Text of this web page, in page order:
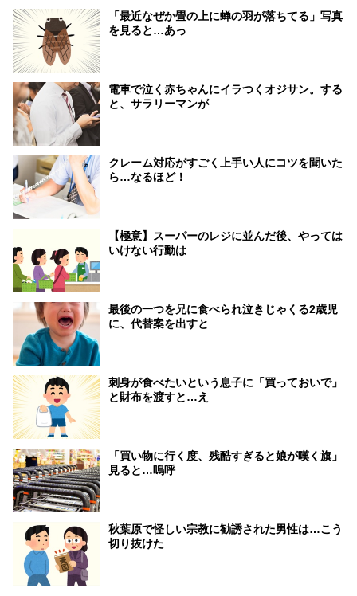
「最近なぜか畳の上に蝉の羽が落ちてる」写真
を見ると…あっ
電車で泣く赤ちゃんにイラつくオジサン。する
と、サラリーマンが
クレーム対応がすごく上手い人にコツを聞いた
ら…なるほど！
【極意】スーパーのレジに並んだ後、やっては
いけない行動は
最後の一つを兄に食べられ泣きじゃくる2歳児
に、代替案を出すと
刺身が食べたいという息子に「買っておいで」
と財布を渡すと…え
「買い物に行く度、残酷すぎると娘が嘆く旗」
見ると…嗚呼
秋葉原で怪しい宗教に勧誘された男性は…こう
切り抜けた